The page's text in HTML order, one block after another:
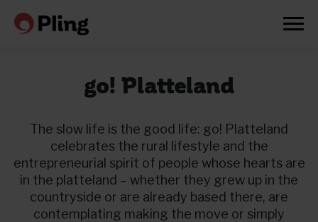
go! Platteland
The slow life is the good life: go! Platteland
celebrates the rural lifestyle and the
entrepreneurial spirit of people whose hearts are
in the platteland – whether they grew up in the
countryside or are already based there, are
contemplating making the move or simply